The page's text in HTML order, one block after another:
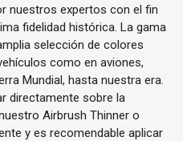
nuestros expertos con el fin
fidelidad histórica. La gama
selección de colores
como en aviones,
Mundial, hasta nuestra era.
directamente sobre la
Airbrush Thinner o
y es recomendable aplicar